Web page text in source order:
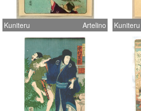
Kuniteru Artelino Kuniteru